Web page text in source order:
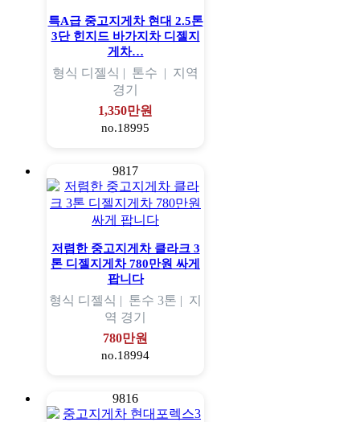
특A급 중고지게차 현대 2.5톤
3단 힌지드 바가지차 디젤지
게차…
형식 디젤식 | 톤수 | 지역
경기
1,350만원
no.18995
9817
저렴한 중고지게차 클라크 3
톤 디젤지게차 780만원 싸게
팝니다
형식 디젤식 | 톤수 3톤 | 지
역 경기
780만원
no.18994
9816